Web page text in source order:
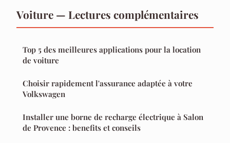
Voiture — Lectures complémentaires
Top 5 des meilleures applications pour la location
de voiture
Choisir rapidement l'assurance adaptée à votre
Volkswagen
Installer une borne de recharge électrique à Salon
de Provence : benefits et conseils